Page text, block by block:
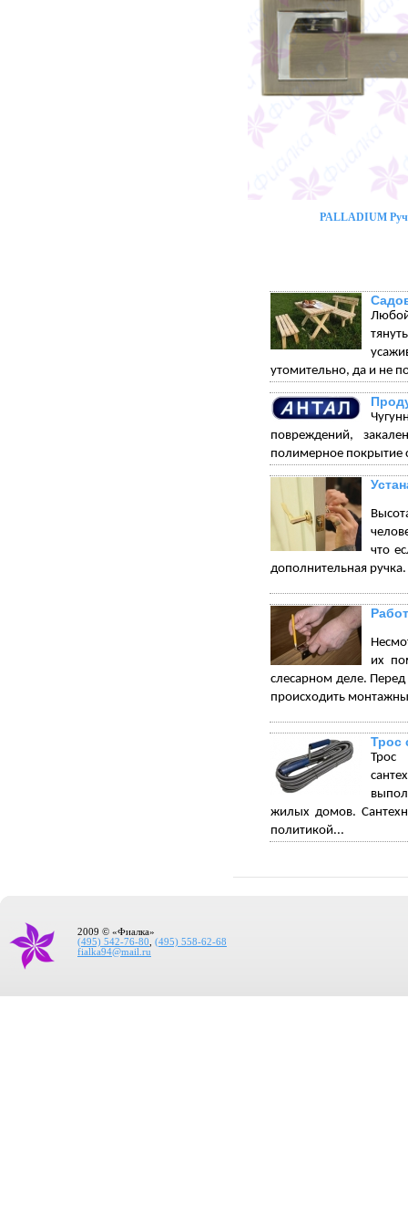
PALLADIUM
утомительно, да и не
повреждений,
полимерное покрытие
что
дополнительная ручка.
их
слесарном деле. Перед
происходить
Трос
Трос
жилых домов.
политикой...
2009 © «Фиалка»
(495) 542-76-80
(495) 558-62-68
fialka94@mail.ru